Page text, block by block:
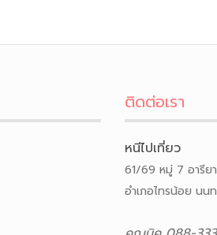
ติดต่อเรา
หนีไปเที่ยว
61/69 หมู่ 7 อารีย
อำเภอไทรน้อย นนท